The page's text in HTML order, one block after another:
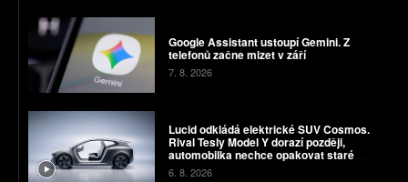
Google Assistant ustoupí Gemini. Z
telefonů začne mizet v září
7. 8. 2026
Lucid odkládá elektrické SUV Cosmos.
Rival Tesly Model Y dorazí později,
automobilka nechce opakovat staré
chyby
6. 8. 2026